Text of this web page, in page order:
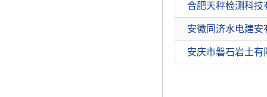
合肥天秤检测科技
安徽同济水电建安
安庆市磐石岩土有